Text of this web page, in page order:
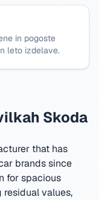
in pogoste
leto izdelave.
Skoda
that has
brands since
for spacious
values,